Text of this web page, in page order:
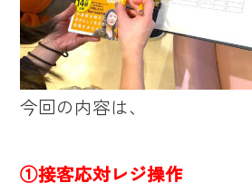
今回の内容は、
①接客応対レジ操作